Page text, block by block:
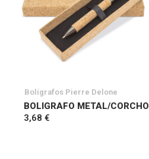
Bolígrafos Pierre Delone
BOLIGRAFO METAL/CORCHO
3,68 €